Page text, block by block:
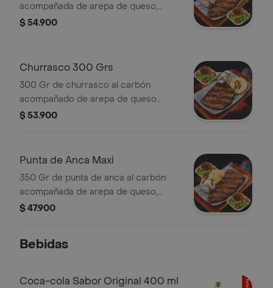
acompañada de arepa de queso,
ensalada y acompañantes a elección .
$ 54.900
Churrasco 300 Grs
300 Gr de churrasco al carbón
acompañado de arepa de queso
,ensalada y acompañantes a elección .
$ 53.900
Punta de Anca Maxi
350 Gr de punta de anca al carbón
acompañada de arepa de queso,
ensalada y acompañantes a elección .
$ 47.900
Bebidas
Coca-cola Sabor Original 400 ml